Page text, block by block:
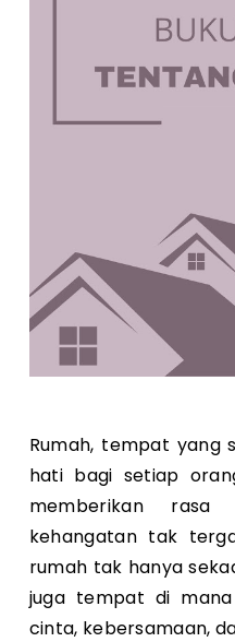
Rumah, tempat yang
hati bagi setiap
memberikan
kehangatan tak
rumah tak hanya
juga tempat di
cinta, kebersamaan,